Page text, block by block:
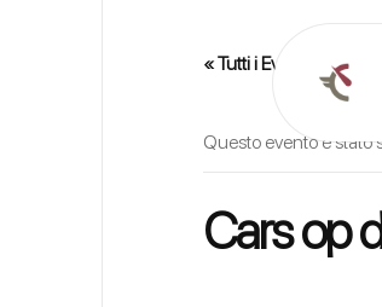
« Tutti i Eventi
Questo evento è stato
Cars op